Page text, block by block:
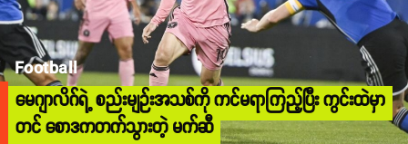
Football
မေဂျာလိဂ်ရဲ့ စည်းမျဉ်းအသစ်ကို ကင်မရာကြည့်ပြီး ကွင်းထဲမှာ
တင် စောဒကတက်သွားတဲ့ မက်ဆီ